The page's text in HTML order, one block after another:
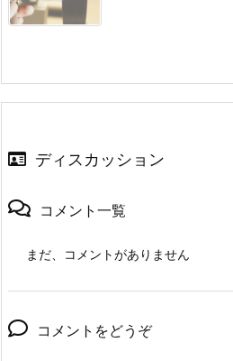
ディスカッション
コメント一覧
まだ、コメントがありません
コメントをどうぞ